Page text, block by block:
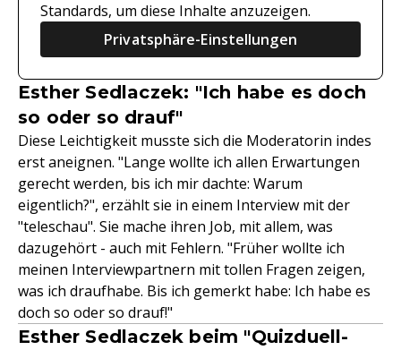
Standards, um diese Inhalte anzuzeigen.
Privatsphäre-Einstellungen
Esther Sedlaczek: "Ich habe es doch
so oder so drauf"
Diese Leichtigkeit musste sich die Moderatorin indes
erst aneignen. "Lange wollte ich allen Erwartungen
gerecht werden, bis ich mir dachte: Warum
eigentlich?", erzählt sie in einem Interview mit der
"teleschau". Sie mache ihren Job, mit allem, was
dazugehört - auch mit Fehlern. "Früher wollte ich
meinen Interviewpartnern mit tollen Fragen zeigen,
was ich draufhabe. Bis ich gemerkt habe: Ich habe es
doch so oder so drauf!"
Esther Sedlaczek beim "Quizduell-